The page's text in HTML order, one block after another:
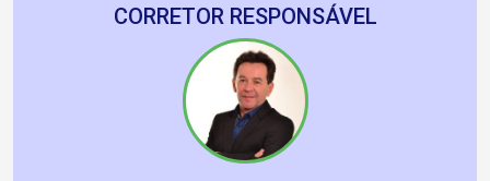
CORRETOR RESPONSÁVEL